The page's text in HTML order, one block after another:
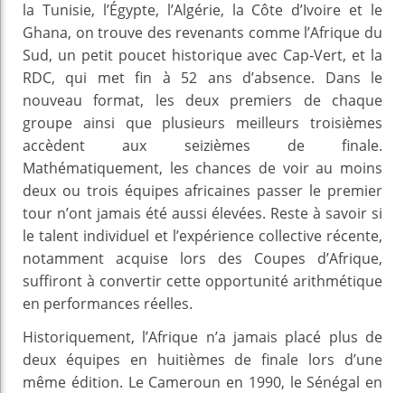
la Tunisie, l’Égypte, l’Algérie, la Côte d’Ivoire et le
Ghana, on trouve des revenants comme l’Afrique du
Sud, un petit poucet historique avec Cap‑Vert, et la
RDC, qui met fin à 52 ans d’absence. Dans le
nouveau format, les deux premiers de chaque
groupe ainsi que plusieurs meilleurs troisièmes
accèdent aux seizièmes de finale.
Mathématiquement, les chances de voir au moins
deux ou trois équipes africaines passer le premier
tour n’ont jamais été aussi élevées. Reste à savoir si
le talent individuel et l’expérience collective récente,
notamment acquise lors des Coupes d’Afrique,
suffiront à convertir cette opportunité arithmétique
en performances réelles.
Historiquement, l’Afrique n’a jamais placé plus de
deux équipes en huitièmes de finale lors d’une
même édition. Le Cameroun en 1990, le Sénégal en